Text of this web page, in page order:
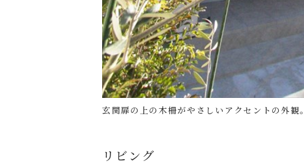
玄関扉の上の木柵がやさしいアクセントの外観。
リビング